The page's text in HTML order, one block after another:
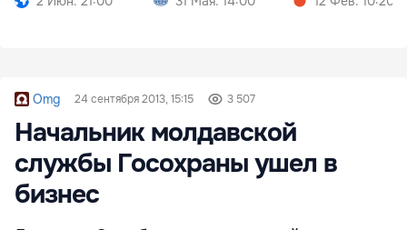
Omg 24 сентября 2013, 15:15 3 507
Начальник молдавской
службы Госохраны ушел в
бизнес